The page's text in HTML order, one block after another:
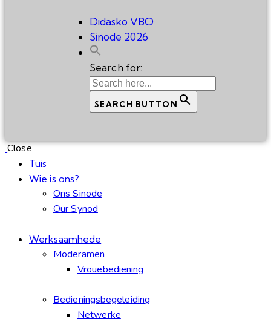
Didasko VBO
Sinode 2026
Search for:
SEARCH BUTTON
Close
Tuis
Wie is ons?
Ons Sinode
Our Synod
Werksaamhede
Moderamen
Vrouebediening
Bedieningsbegeleiding
Netwerke